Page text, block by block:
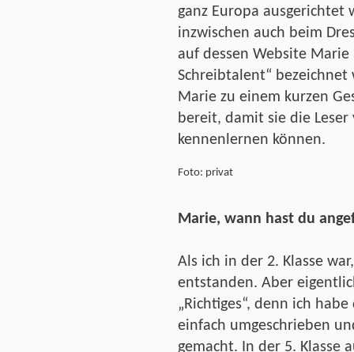
ganz Europa ausgerichtet
inzwischen auch beim
auf dessen Website
Schreibtalent“
Marie zu einem kurzen
bereit, damit sie die Leser
kennenlernen können.
Foto: privat
Marie, wann hast du
Als ich in der 2. Klasse
entstanden. Aber
„Richtiges“, denn ich
einfach umgeschrieben
gemacht. In der 5. Klasse